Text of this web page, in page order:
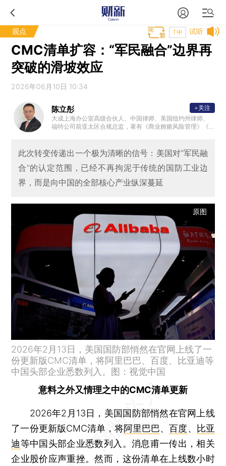
观点 试听
T中
CMC清单扩容：“军民融合”边界再
突破的滑坡效应
2026年06月10日 10:34
陈立彤
大成上海办公室高级合伙人、中国律师、美国纽约州律师、
福特公司前亚太区合规总监，著有《商业贿赂风险管理》《
单”；钱伯斯与The Legal 500上榜律师。
+关注
此次转变传递出一个极为清晰的信号：美国对"军民融
合"的认定范围，已经不再拘泥于传统的国防工业边
界，而是向中国的全部核心产业纵深蔓延
原图
2026年2月13日，美国国防部悄然在官网上线了一
份更新版CMC清单，将阿里巴巴、百度、比亚迪等
中国头部企业悉数列入。图：视觉中国
意料之外又情理之中的CMC清单更新
2026年2月13日，美国国防部悄然在官网上线
了一份更新版CMC清单，将阿里巴巴、百度、 比亚
迪等中国头部企业悉数列入。消息甫一传出，相关
企业股价应声重挫。然而，这份清单在上线数小时